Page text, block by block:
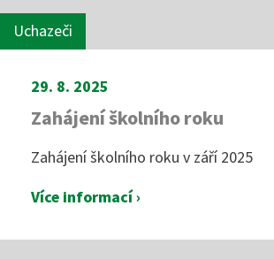
Uchazeči
29. 8. 2025
Zahájení školního roku
Zahájení školního roku v září 2025
Více informací ›